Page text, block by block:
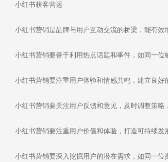
小红书获客营运
小红书营销是品牌与用户互动交流的桥梁，能有效
小红书营销要善于利用热点话题和事件，如同一位
小红书营销要注重用户体验和情感共鸣，建立良好
小红书营销要关注用户反馈和意见，及时调整策略
小红书营销要注重用户价值和体验，打造可持续发
小红书营销要深入挖掘用户的潜在需求，如同一位